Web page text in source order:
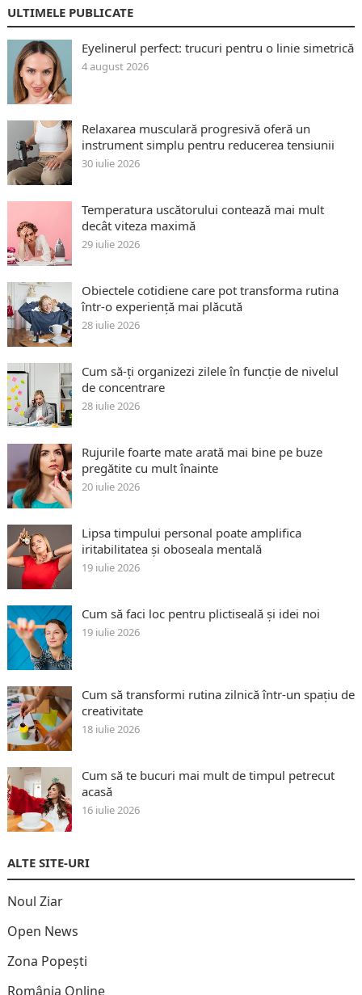
ULTIMELE PUBLICATE
Eyelinerul perfect: trucuri pentru o linie simetrică
4 august 2026
Relaxarea musculară progresivă oferă un
instrument simplu pentru reducerea tensiunii
30 iulie 2026
Temperatura uscătorului contează mai mult
decât viteza maximă
29 iulie 2026
Obiectele cotidiene care pot transforma rutina
într-o experiență mai plăcută
28 iulie 2026
Cum să-ți organizezi zilele în funcție de nivelul
de concentrare
28 iulie 2026
Rujurile foarte mate arată mai bine pe buze
pregătite cu mult înainte
20 iulie 2026
Lipsa timpului personal poate amplifica
iritabilitatea și oboseala mentală
19 iulie 2026
Cum să faci loc pentru plictiseală și idei noi
19 iulie 2026
Cum să transformi rutina zilnică într-un spațiu de
creativitate
18 iulie 2026
Cum să te bucuri mai mult de timpul petrecut
acasă
16 iulie 2026
ALTE SITE-URI
Noul Ziar
Open News
Zona Popești
România Online